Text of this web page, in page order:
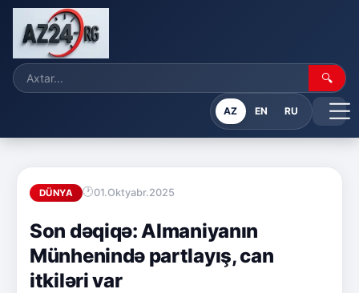
🔍
AZ EN RU
DÜNYA 01.Oktyabr.2025
Son dəqiqə: Almaniyanın
Münhenində partlayış, can
itkiləri var